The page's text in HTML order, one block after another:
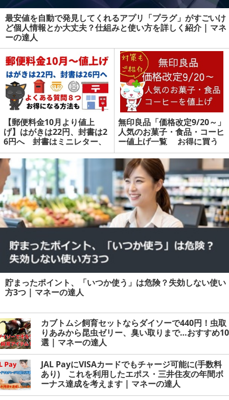
最安値を自動で発見してくれるアプリ「プラグ」がすごいけ
ど個人情報とか大丈夫？仕組みと使い方を詳しく紹介 | マネ
ーの達人
【郵便料金10月より値上
げ】はがきは22円、封書は2
6円へ 封書はミニレター、
はがきは金券ショップがお得
| マネーの達人
無印良品「価格改定9/20～」
人気のお菓子・食品・コーヒ
ー値上げ一覧 お得に買う
方法3つで対策を | マネーの
達人
貯まったポイント、「いつか使う」は危険？失効しない使い
方3つ | マネーの達人
カブトムシ飼育セットならダイソーで440円！虫取
りあみから昆虫ゼリー、臭い取りまで…おすすめ10
選 | マネーの達人
JAL PayにVISAカードでもチャージ可能に(手数料
あり) これを利用したエポス・三井住友の年間ボ
ーナス達成を考えます | マネーの達人